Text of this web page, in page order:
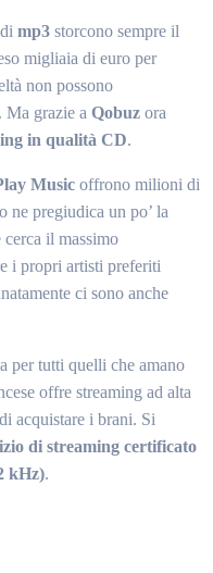
mp3 storcono sempre il
migliaia di euro per
non possono
Ma grazie a Qobuz ora
in qualità CD.
Music offrono milioni di
ne pregiudica un po’ la
il massimo
i propri artisti preferiti
ci sono anche
per tutti quelli che amano
offre streaming ad alta
acquistare i brani. Si
di streaming certificato
kHz).